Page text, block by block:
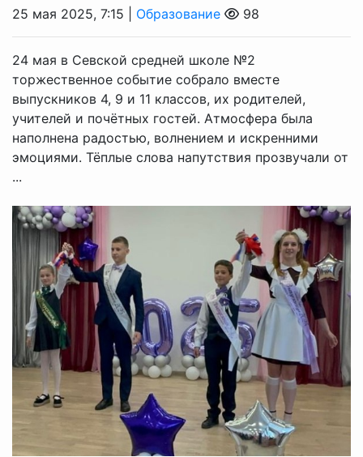
25 мая 2025, 7:15 | Образование 98
24 мая в Севской средней школе №2
торжественное событие собрало вместе
выпускников 4, 9 и 11 классов, их родителей,
учителей и почётных гостей. Атмосфера была
наполнена радостью, волнением и искренними
эмоциями. Тёплые слова напутствия прозвучали от
...